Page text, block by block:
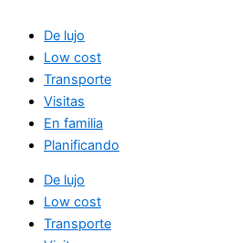
De lujo
Low cost
Transporte
Visitas
En familia
Planificando
De lujo
Low cost
Transporte